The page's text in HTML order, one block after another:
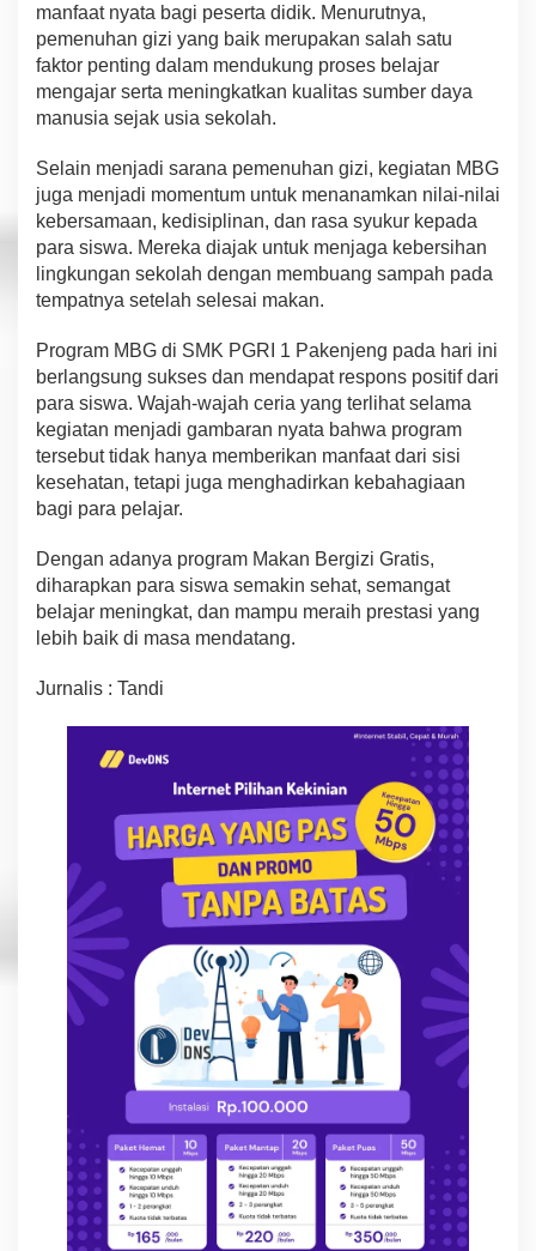
manfaat nyata bagi peserta didik. Menurutnya,
pemenuhan gizi yang baik merupakan salah satu
faktor penting dalam mendukung proses belajar
mengajar serta meningkatkan kualitas sumber daya
manusia sejak usia sekolah.
Selain menjadi sarana pemenuhan gizi, kegiatan MBG
juga menjadi momentum untuk menanamkan nilai-nilai
kebersamaan, kedisiplinan, dan rasa syukur kepada
para siswa. Mereka diajak untuk menjaga kebersihan
lingkungan sekolah dengan membuang sampah pada
tempatnya setelah selesai makan.
Program MBG di SMK PGRI 1 Pakenjeng pada hari ini
berlangsung sukses dan mendapat respons positif dari
para siswa. Wajah-wajah ceria yang terlihat selama
kegiatan menjadi gambaran nyata bahwa program
tersebut tidak hanya memberikan manfaat dari sisi
kesehatan, tetapi juga menghadirkan kebahagiaan
bagi para pelajar.
Dengan adanya program Makan Bergizi Gratis,
diharapkan para siswa semakin sehat, semangat
belajar meningkat, dan mampu meraih prestasi yang
lebih baik di masa mendatang.
Jurnalis : Tandi